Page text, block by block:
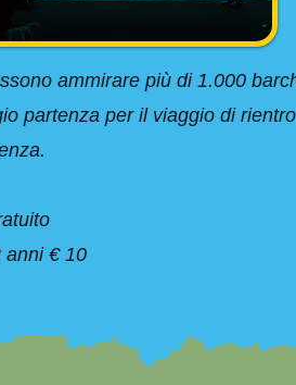
ammirare più di 1.000
partenza per il viaggio di
anni € 10